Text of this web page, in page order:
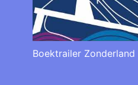
Boektrailer Zonderland